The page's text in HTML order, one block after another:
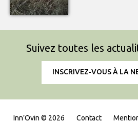
Suivez toutes les
INSCRIVEZ-VOUS À LA
Inn’Ovin © 2026 Contact